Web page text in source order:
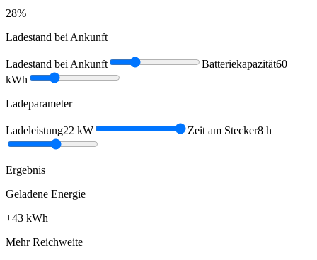
28%
Ladestand bei Ankunft
Ladestand bei Ankunft Batteriekapazität60
kWh
Ladeparameter
Ladeleistung22 kW Zeit am Stecker8 h
Ergebnis
Geladene Energie
+43 kWh
Mehr Reichweite